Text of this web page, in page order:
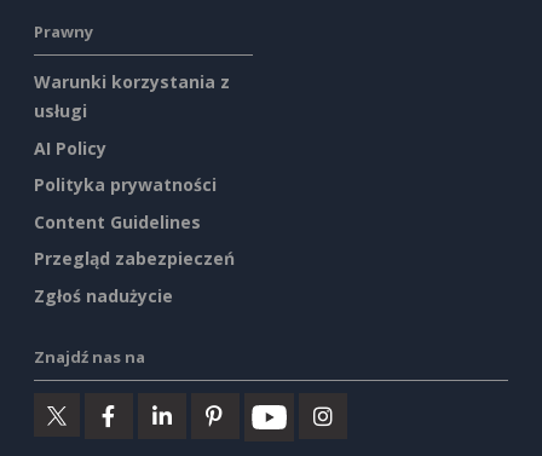
Prawny
Warunki korzystania z
usługi
AI Policy
Polityka prywatności
Content Guidelines
Przegląd zabezpieczeń
Zgłoś nadużycie
Znajdź nas na